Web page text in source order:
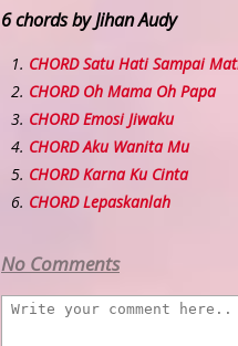
6 chords by Jihan Audy
CHORD Satu Hati Sampai
CHORD Oh Mama Oh Papa
CHORD Emosi Jiwaku
CHORD Aku Wanita Mu
CHORD Karna Ku Cinta
CHORD Lepaskanlah
No Comments